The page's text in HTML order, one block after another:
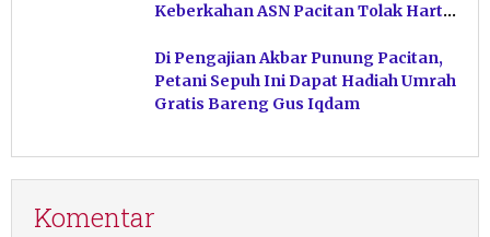
Keberkahan ASN Pacitan Tolak Harta
Di Pengajian Akbar Punung Pacitan,
Petani Sepuh Ini Dapat Hadiah Umrah
Gratis Bareng Gus Iqdam
Komentar